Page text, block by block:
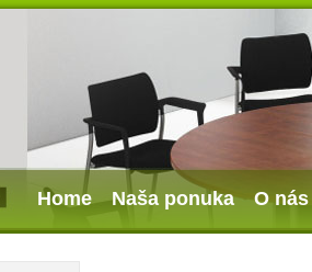
Home Naša ponuka O nás